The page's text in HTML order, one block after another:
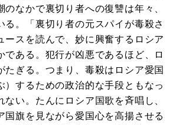
のなかで裏切り者への復讐は年々、
る。「裏切り者の元スパイが毒殺さ
ースを読んで、妙に興奮するロシア
である。犯行が凶悪であるほど、ロ
たぎる。つまり、毒殺はロシア愛国
）するための政治的な手段ともなっ
ない。たんにロシア国歌を斉唱し、
国旗を見ながら愛国心を高揚させる